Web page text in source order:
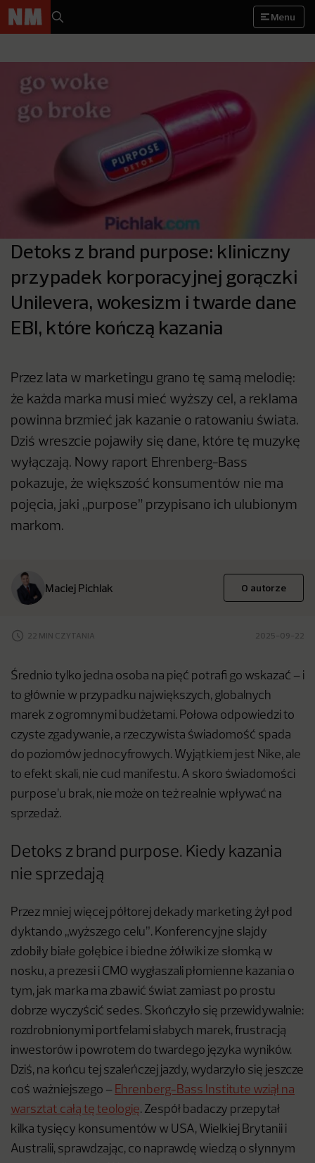
Menu
Detoks z brand purpose: kliniczny
przypadek korporacyjnej gorączki
Unilevera, wokesizm i twarde dane
EBI, które kończą kazania
Przez lata w marketingu grano tę samą melodię:
że każda marka musi mieć wyższy cel, a reklama
powinna brzmieć jak kazanie o ratowaniu świata.
Dziś wreszcie pojawiły się dane, które tę muzykę
wyłączają. Nowy raport Ehrenberg-Bass
pokazuje, że większość konsumentów nie ma
pojęcia, jaki „purpose” przypisano ich ulubionym
markom.
Maciej Pichlak O autorze
22 MIN CZYTANIA 2025-09-22
Średnio tylko jedna osoba na pięć potrafi go wskazać – i
to głównie w przypadku największych, globalnych
marek z ogromnymi budżetami. Połowa odpowiedzi to
czyste zgadywanie, a rzeczywista świadomość spada
do poziomów jednocyfrowych. Wyjątkiem jest Nike, ale
to efekt skali, nie cud manifestu. A skoro świadomości
purpose’u brak, nie może on też realnie wpływać na
sprzedaż.
Detoks z brand purpose. Kiedy kazania
nie sprzedają
Przez mniej więcej półtorej dekady marketing żył pod
dyktando „wyższego celu”. Konferencyjne slajdy
zdobiły białe gołębice i biedne żółwiki ze słomką w
nosku, a prezesi i CMO wygłaszali płomienne kazania o
tym, jak marka ma zbawić świat zamiast po prostu
dobrze wyczyścić sedes. Skończyło się przewidywalnie:
rozdrobnionymi portfelami słabych marek, frustracją
inwestorów i powrotem do twardego języka wyników.
Dziś, na końcu tej szaleńczej jazdy, wydarzyło się jeszcze
coś ważniejszego – Ehrenberg-Bass Institute wziął na
warsztat całą tę teologię. Zespół badaczy przepytał
kilka tysięcy konsumentów w USA, Wielkiej Brytanii i
Australii, sprawdzając, co naprawdę wiedzą o słynnym